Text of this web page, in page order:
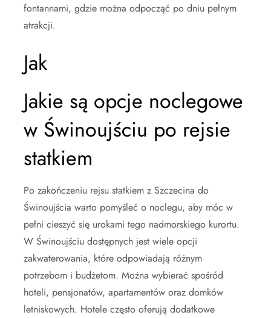
fontannami, gdzie można odpocząć po dniu pełnym
atrakcji.
Jak
Jakie są opcje noclegowe
w Świnoujściu po rejsie
statkiem
Po zakończeniu rejsu statkiem z Szczecina do
Świnoujścia warto pomyśleć o noclegu, aby móc w
pełni cieszyć się urokami tego nadmorskiego kurortu.
W Świnoujściu dostępnych jest wiele opcji
zakwaterowania, które odpowiadają różnym
potrzebom i budżetom. Można wybierać spośród
hoteli, pensjonatów, apartamentów oraz domków
letniskowych. Hotele często oferują dodatkowe